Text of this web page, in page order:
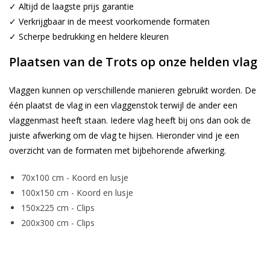
✓ Altijd de laagste prijs garantie
✓ Verkrijgbaar in de meest voorkomende formaten
✓ Scherpe bedrukking en heldere kleuren
Plaatsen van de Trots op onze helden vlag
Vlaggen kunnen op verschillende manieren gebruikt worden. De
één plaatst de vlag in een vlaggenstok terwijl de ander een
vlaggenmast heeft staan. Iedere vlag heeft bij ons dan ook de
juiste afwerking om de vlag te hijsen. Hieronder vind je een
overzicht van de formaten met bijbehorende afwerking.
70x100 cm - Koord en lusje
100x150 cm - Koord en lusje
150x225 cm - Clips
200x300 cm - Clips